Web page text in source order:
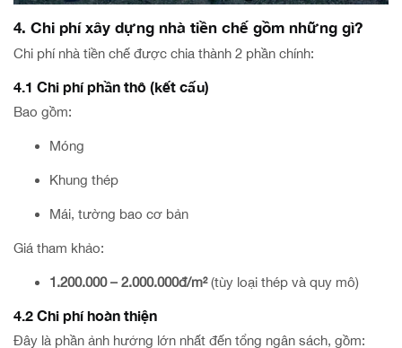
4. Chi phí xây dựng nhà tiền chế gồm những gì?
Chi phí nhà tiền chế được chia thành 2 phần chính:
4.1 Chi phí phần thô (kết cấu)
Bao gồm:
Móng
Khung thép
Mái, tường bao cơ bản
Giá tham khảo:
1.200.000 – 2.000.000đ/m²(tùy loại thép và quy mô)
4.2 Chi phí hoàn thiện
Đây là phần ảnh hưởng lớn nhất đến tổng ngân sách, gồm: